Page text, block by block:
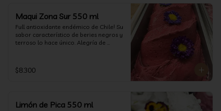
Maqui Zona Sur 550 ml
Full antioxidante endémico de Chile! Su
sabor característico de beries negros y
terroso lo hace único. Alegría de
$8.300
Limón de Pica 550 ml